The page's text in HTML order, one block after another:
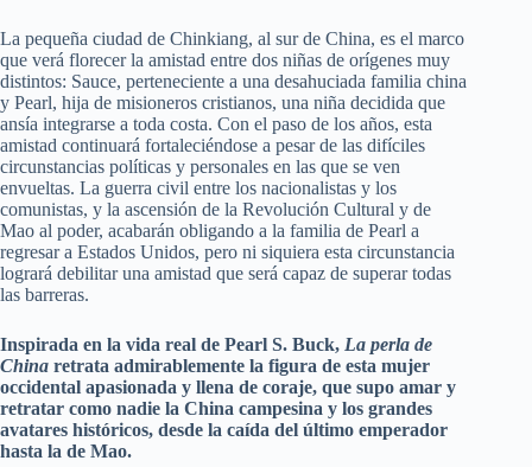
La pequeña ciudad de Chinkiang, al sur de China, es el marco
que verá florecer la amistad entre dos niñas de orígenes muy
distintos: Sauce, perteneciente a una desahuciada familia china
y Pearl, hija de misioneros cristianos, una niña decidida que
ansía integrarse a toda costa. Con el paso de los años, esta
amistad continuará fortaleciéndose a pesar de las difíciles
circunstancias políticas y personales en las que se ven
envueltas. La guerra civil entre los nacionalistas y los
comunistas, y la ascensión de la Revolución Cultural y de
Mao al poder, acabarán obligando a la familia de Pearl a
regresar a Estados Unidos, pero ni siquiera esta circunstancia
logrará debilitar una amistad que será capaz de superar todas
las barreras.
Inspirada en la vida real de Pearl S. Buck, La perla de
China retrata admirablemente la figura de esta mujer
occidental apasionada y llena de coraje, que supo amar y
retratar como nadie la China campesina y los grandes
avatares históricos, desde la caída del último emperador
hasta la de Mao.